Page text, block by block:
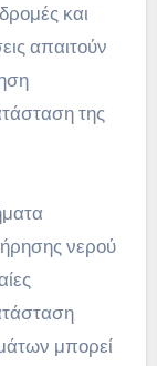
και
απαιτούν
της
νερού
μπορεί